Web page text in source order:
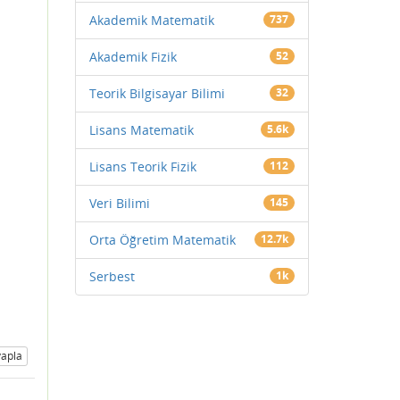
Akademik Matematik 737
Akademik Fizik 52
Teorik Bilgisayar Bilimi 32
Lisans Matematik 5.6k
Lisans Teorik Fizik 112
Veri Bilimi 145
Orta Öğretim Matematik 12.7k
Serbest 1k